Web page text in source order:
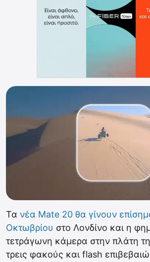
Τα νέα Mate 20 θα γίνουν
Οκτωβρίου στο Λονδίνο και η
τετράγωνη κάμερα στην πλάτη
τρεις φακούς και flash